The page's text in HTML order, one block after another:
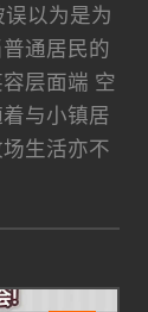
以为是为
通居民的
层面端 空
与小镇居
生活亦不